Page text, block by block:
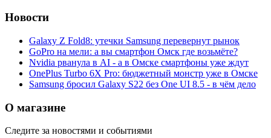
Новости
Galaxy Z Fold8: утечки Samsung перевернут рынок
GoPro на мели: а вы смартфон Омск где возьмёте?
Nvidia рванула в AI - а в Омске смартфоны уже ждут
OnePlus Turbo 6X Pro: бюджетный монстр уже в Омске
Samsung бросил Galaxy S22 без One UI 8.5 - в чём дело
О магазине
Следите за новостями и событиями